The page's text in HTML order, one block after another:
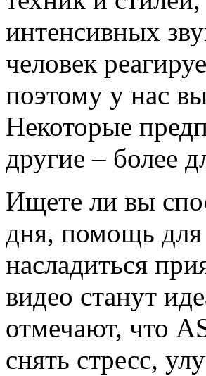
интенсивных
человек
поэтому у нас
Некоторые
другие – более
Ищете ли вы
дня, помощь для
насладиться
видео станут
отмечают, что
снять стресс,